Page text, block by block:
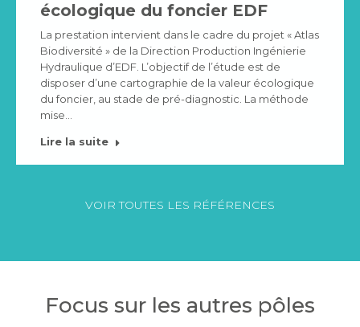
écologique du foncier EDF
La prestation intervient dans le cadre du projet « Atlas
Biodiversité » de la Direction Production Ingénierie
Hydraulique d’EDF. L’objectif de l’étude est de
disposer d’une cartographie de la valeur écologique
du foncier, au stade de pré-diagnostic. La méthode
mise…
Lire la suite
VOIR TOUTES LES RÉFÉRENCES
Focus sur les autres pôles